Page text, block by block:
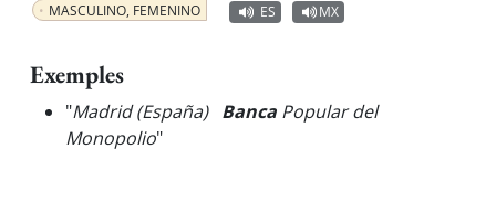
MASCULINO, FEMENINO ES MX
Exemples
"Madrid (España) Banca Popular del
Monopolio"